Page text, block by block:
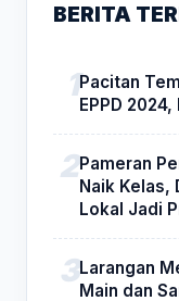
BERITA
Pacitan
EPPD
Pameran
Naik Kelas,
Lokal Jadi
Larangan
Main dan